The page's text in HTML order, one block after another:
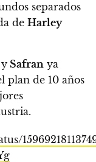
separados
de Harley
Safran ya
plan de 10 años